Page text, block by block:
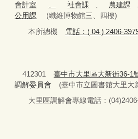
會計室
社會課 農建課
公用課
(纖維博物館三、四樓)
本所總機
電話：( 04 ) 2406-
412301 臺中市大里區大新街36-1
調解委員會
(臺中市立圖書館大里大
大里區調解會專線電話：